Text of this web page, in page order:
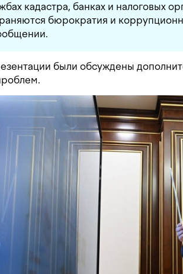
кадастра, банках и налоговых
бюрократия и
были обсуждены